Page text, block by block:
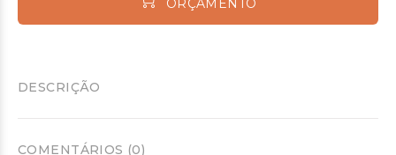
DESCRIÇÃO
COMENTÁRIOS (0)